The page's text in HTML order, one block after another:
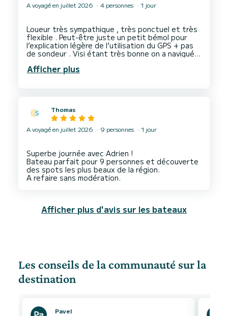
A voyagé en juillet 2026 4 personnes 1 jour
Loueur très sympathique , très ponctuel et très
flexible . Peut-être juste un petit bémol pour
l’explication légère de l’utilisation du GPS + pas
de sondeur . Visi étant très bonne on a navigué à
Afficher plus
Thomas
A voyagé en juillet 2026 9 personnes 1 jour
Superbe journée avec Adrien !
Bateau parfait pour 9 personnes et découverte
des spots les plus beaux de la région.
Afficher plus d'avis sur les bateaux
Les conseils de la communauté sur la
destination
Pavel